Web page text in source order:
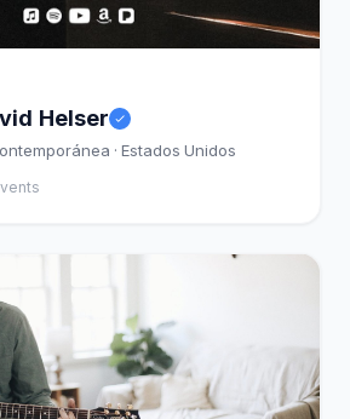
Helser
· Estados Unidos